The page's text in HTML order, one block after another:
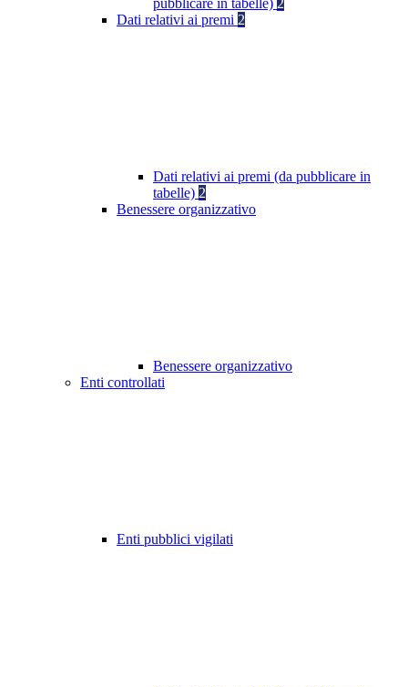
pubblicare in tabelle) 2
Dati relativi ai premi 2
Dati relativi ai premi (da pubblicare in
tabelle) 2
Benessere organizzativo
Benessere organizzativo
Enti controllati
Enti pubblici vigilati